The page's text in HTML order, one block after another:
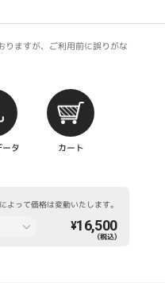
ますが、ご利用前に誤りがな
タ カート
よって価格は変動いたします。
¥16,500
（税込）